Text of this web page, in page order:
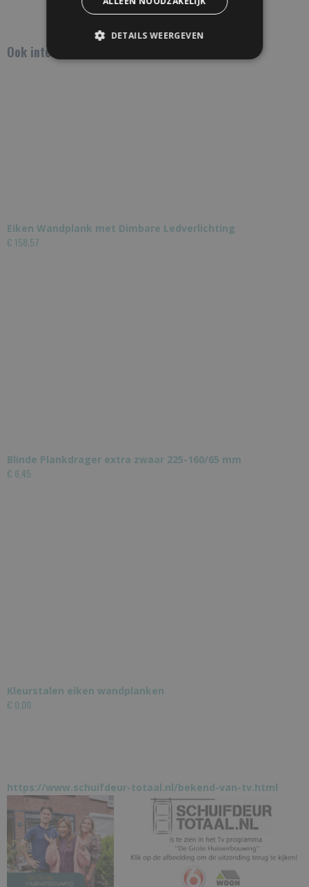
Save
Ook interessant
Eiken Wandplank met Dimbare Ledverlichting
€ 158,57
Blinde Plankdrager extra zwaar 225-160/65 mm
€ 6,45
Kleurstalen eiken wandplanken
€ 0,00
https://www.schuifdeur-totaal.nl/bekend-van-tv.html
DETAILS WEERGEVEN